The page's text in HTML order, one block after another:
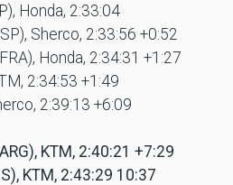
Honda, 2:33:04
Sherco, 2:33:56 +0:52
Honda, 2:34:31 +1:27
2:34:53 +1:49
2:39:13 +6:09
KTM, 2:40:21 +7:29
KTM, 2:43:29 10:37